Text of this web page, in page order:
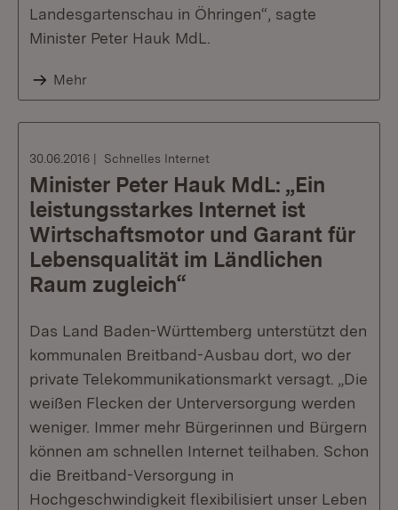
Landesgartenschau in Öhringen“, sagte
Minister Peter Hauk MdL.
Mehr
30.06.2016 Schnelles Internet
Minister Peter Hauk MdL: „Ein
leistungsstarkes Internet ist
Wirtschaftsmotor und Garant für
Lebensqualität im Ländlichen
Raum zugleich“
Das Land Baden-Württemberg unterstützt den
kommunalen Breitband-Ausbau dort, wo der
private Telekommunikationsmarkt versagt. „Die
weißen Flecken der Unterversorgung werden
weniger. Immer mehr Bürgerinnen und Bürgern
können am schnellen Internet teilhaben. Schon
die Breitband-Versorgung in
Hochgeschwindigkeit flexibilisiert unser Leben